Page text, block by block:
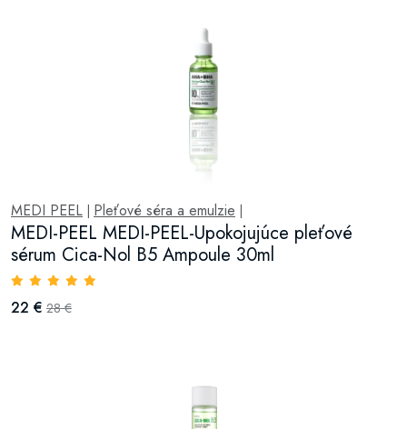
MEDI PEEL | Pleťové séra a emulzie |
MEDI-PEEL MEDI-PEEL-Upokojujúce pleťové
sérum Cica-Nol B5 Ampoule 30ml
22 € 28 €